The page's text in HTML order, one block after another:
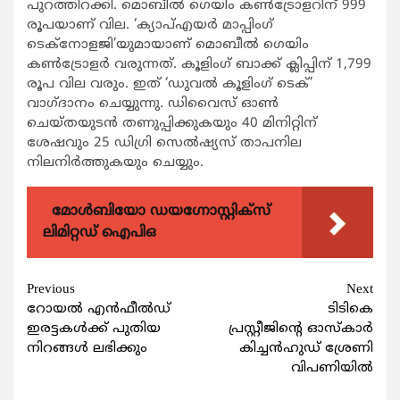
പുറത്തിറക്കി. മൊബീല്‍ ഗെയിം കണ്‍ട്രോളറിന് 999
രൂപയാണ് വില. ‘ക്യാപ്എയര്‍ മാപ്പിംഗ്
ടെക്നോളജി’യുമായാണ് മൊബീല്‍ ഗെയിം
കണ്‍ട്രോളര്‍ വരുന്നത്. കൂളിംഗ് ബാക്ക് ക്ലിപ്പിന് 1,799
രൂപ വില വരും. ഇത് ‘ഡുവല്‍ കൂളിംഗ് ടെക്’
വാഗ്ദാനം ചെയ്യുന്നു. ഡിവൈസ് ഓണ്‍
ചെയ്തയുടന്‍ തണുപ്പിക്കുകയും 40 മിനിറ്റിന്
ശേഷവും 25 ഡിഗ്രി സെല്‍ഷ്യസ് താപനില
നിലനിര്‍ത്തുകയും ചെയ്യും.
മോൾബിയോ ഡയഗ്നോസ്റ്റിക്സ്
ലിമിറ്റഡ് ഐപിഒ
Continue
Reading
Previous
റോയല്‍ എന്‍ഫീല്‍ഡ്
ഇരട്ടകള്‍ക്ക് പുതിയ
നിറങ്ങള്‍ ലഭിക്കും
Next
ടിടികെ
പ്രസ്റ്റീജിന്‍റെ ഓസ്കാര്‍
കിച്ചന്‍ഹുഡ് ശ്രേണി
വിപണിയില്‍